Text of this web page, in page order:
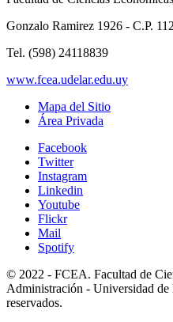
Gonzalo Ramirez 1926 - C.P.
Tel. (598) 24118839
www.fcea.udelar.edu.uy
Mapa del Sitio
Área Privada
Facebook
Twitter
Instagram
Linkedin
Youtube
Flickr
Mail
Spotify
© 2022 - FCEA. Facultad de
Administración - Universidad de
reservados.